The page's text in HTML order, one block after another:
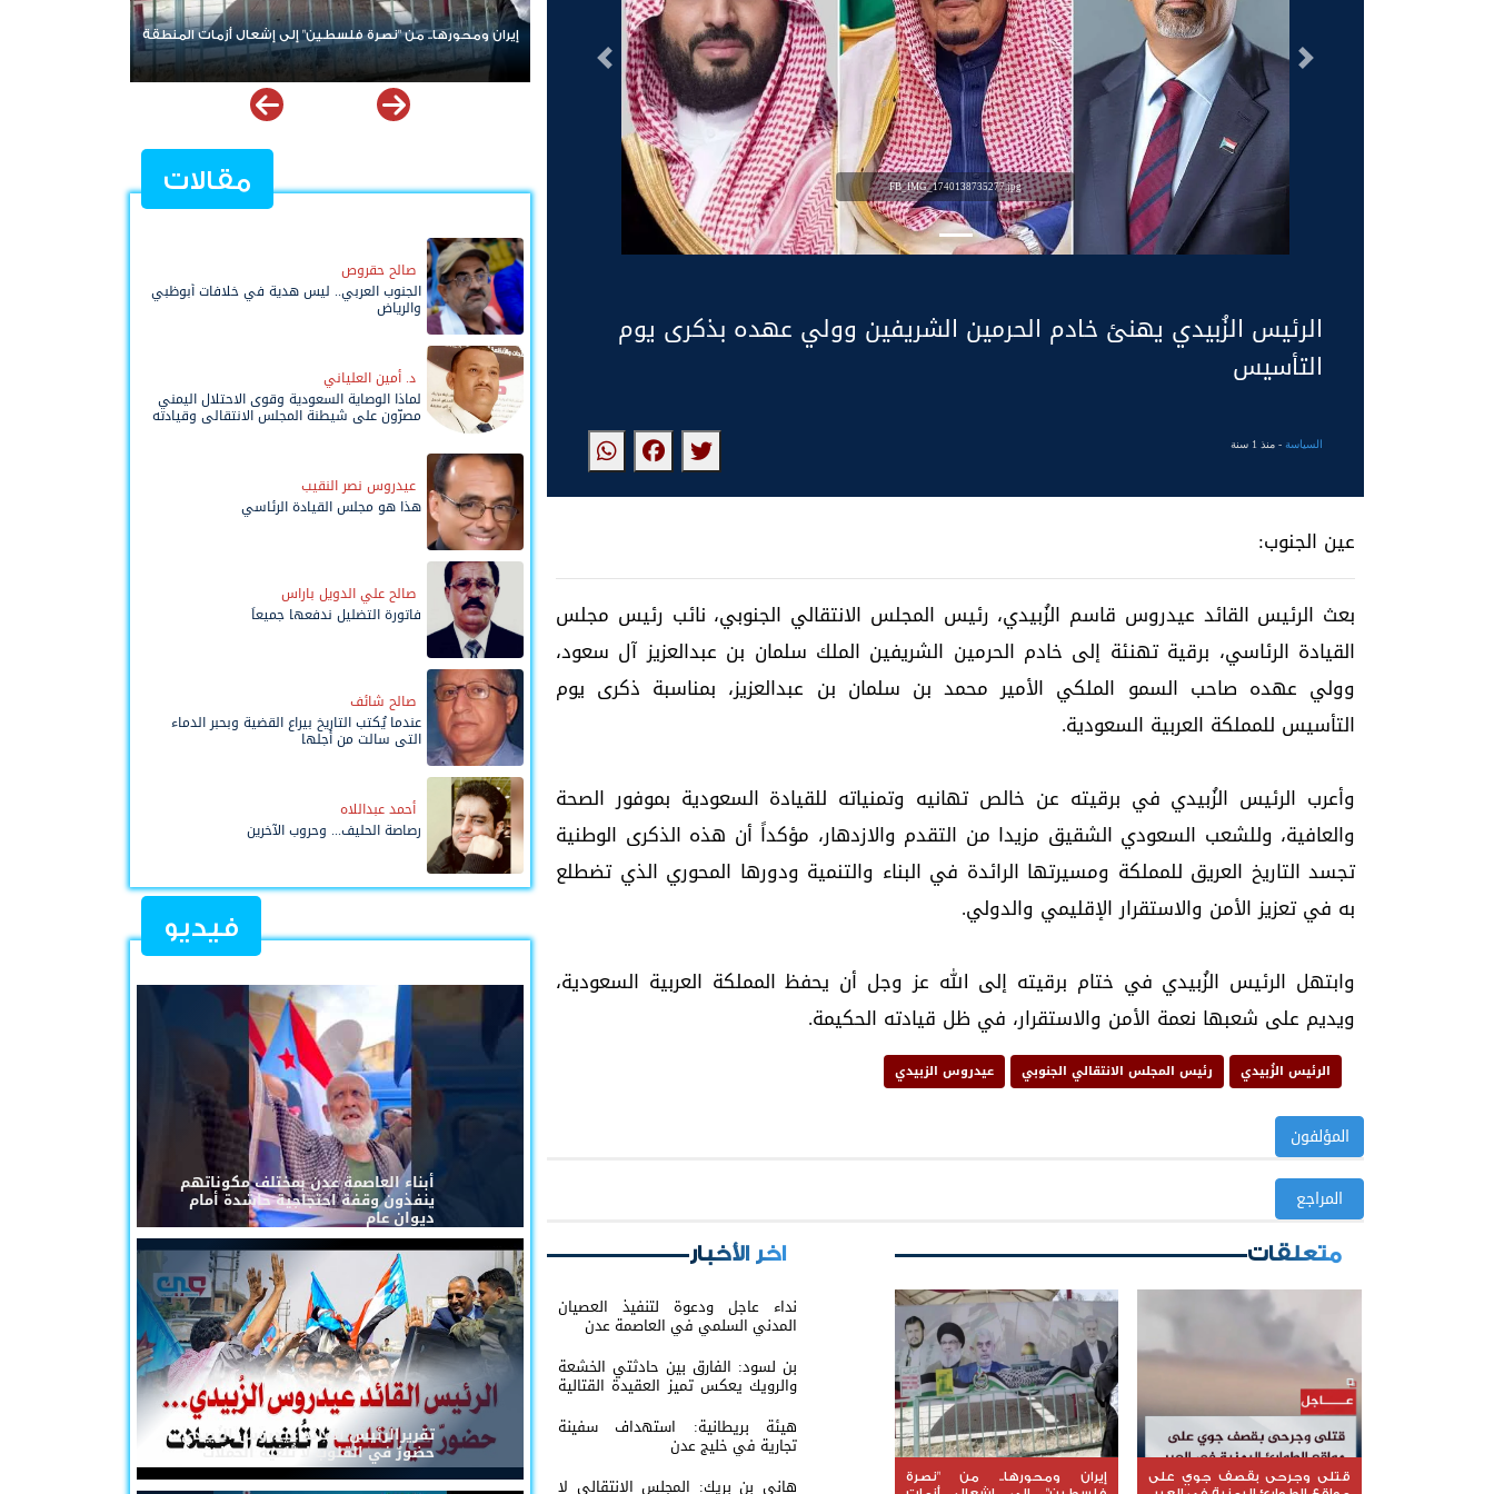
FB_IMG_1740138735277.jpg
التالى السابق
الرئيس الزُبيدي يهنئ خادم الحرمين الشريفين وولي عهده بذكرى يوم
التأسيس
السياسة- منذ 1 سنة
عين الجنوب:
بعث الرئيس القائد عيدروس قاسم الزُبيدي، رئيس المجلس الانتقالي الجنوبي، نائب رئيس مجلس
القيادة الرئاسي، برقية تهنئة إلى خادم الحرمين الشريفين الملك سلمان بن عبدالعزيز آل سعود،
وولي عهده صاحب السمو الملكي الأمير محمد بن سلمان بن عبدالعزيز، بمناسبة ذكرى يوم
التأسيس للمملكة العربية السعودية.
وأعرب الرئيس الزُبيدي في برقيته عن خالص تهانيه وتمنياته للقيادة السعودية بموفور الصحة
والعافية، وللشعب السعودي الشقيق مزيدا من التقدم والازدهار، مؤكداً أن هذه الذكرى الوطنية
تجسد التاريخ العريق للمملكة ومسيرتها الرائدة في البناء والتنمية ودورها المحوري الذي تضطلع
به في تعزيز الأمن والاستقرار الإقليمي والدولي.
وابتهل الرئيس الزُبيدي في ختام برقيته إلى الله عز وجل أن يحفظ المملكة العربية السعودية،
ويديم على شعبها نعمة الأمن والاستقرار، في ظل قيادته الحكيمة.
الرئيس الزُبيدي رئيس المجلس الانتقالي الجنوبي عيدروس الزبيدي
المؤلفون
المراجع
متعلقات
قتلى وجرحى بقصف جوي على
إيران ومحورها.. من "نصرة
اخر الأخبار
نداء عاجل ودعوة لتنفيذ العصيان
المدني السلمي في العاصمة عدن
بن لسود: الفارق بين حادثتي الخشعة
والرويك يعكس تميز العقيدة القتالية
هيئة بريطانية: استهداف سفينة
تجارية في خليج عدن
هاني بن بريك: المجلس الانتقالي لا
إيران ومحورها.. من "نصرة فلسطين" إلى إشعال أزمات المنطقة
من صنع الأزمة لا يقود
يعيد فتح ملف إخفاقات
مقالات
صالح حقروص
الجنوب العربي.. ليس هدية في خلافات أبوظبي
والرياض
د. أمين العلياني
لماذا الوصاية السعودية وقوى الاحتلال اليمني
مصرّون على شيطنة المجلس الانتقالي وقيادته
عيدروس نصر النقيب
هذا هو مجلس القيادة الرئاسي
صالح علي الدويل باراس
فاتورة التضليل ندفعها جميعاً
صالح شائف
عندما يُكتب التاريخ بيراع القضية وبحبر الدماء
التي سالت من أجلها
أحمد عبداللاه
رصاصة الحليف... وحروب الآخرين
فيديو
أبناء العاصمة عدن بمختلف مكوناتهم
ينفذون وقفة احتجاجية حاشدة أمام
ديوان عام
تقريرالرئيس القائد عيدروس الزُبيدي...
حضورٌ في القلوب لا تُلغيه الحملات